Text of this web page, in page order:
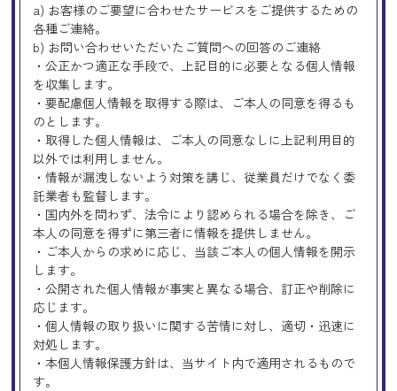
a) お客様のご要望に合わせたサービスをご提供するための
各種ご連絡。
b) お問い合わせいただいたご質問への回答のご連絡
・公正かつ適正な手段で、上記目的に必要となる個人情報
を収集します。
・要配慮個人情報を取得する際は、ご本人の同意を得るも
のとします。
・取得した個人情報は、ご本人の同意なしに上記利用目的
以外では利用しません。
・情報が漏洩しないよう対策を講じ、従業員だけでなく委
託業者も監督します。
・国内外を問わず、法令により認められる場合を除き、ご
本人の同意を得ずに第三者に情報を提供しません。
・ご本人からの求めに応じ、当該ご本人の個人情報を開示
します。
・公開された個人情報が事実と異なる場合、訂正や削除に
応じます。
・個人情報の取り扱いに関する苦情に対し、適切・迅速に
対処します。
・本個人情報保護方針は、当サイト内で適用されるもので
す。